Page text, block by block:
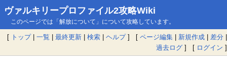
ヴァルキリープロファイル2攻略Wiki
このページでは「解放について」について攻略しています。
[ トップ| 一覧 | 最終更新 | 検索 | ヘルプ] [ ページ編集 | 新規作成 | 差分 |
過去ログ ] [ ログイン ]